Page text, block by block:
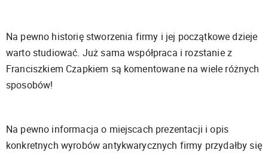
Na pewno historię stworzenia firmy i jej początkowe dzieje
warto studiować. Już sama współpraca i rozstanie z
Franciszkiem Czapkiem są komentowane na wiele różnych
sposobów!
Na pewno informacja o miejscach prezentacji i opis
konkretnych wyrobów antykwarycznych firmy przydałby się